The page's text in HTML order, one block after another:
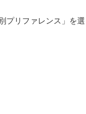
プリファレンス」を選